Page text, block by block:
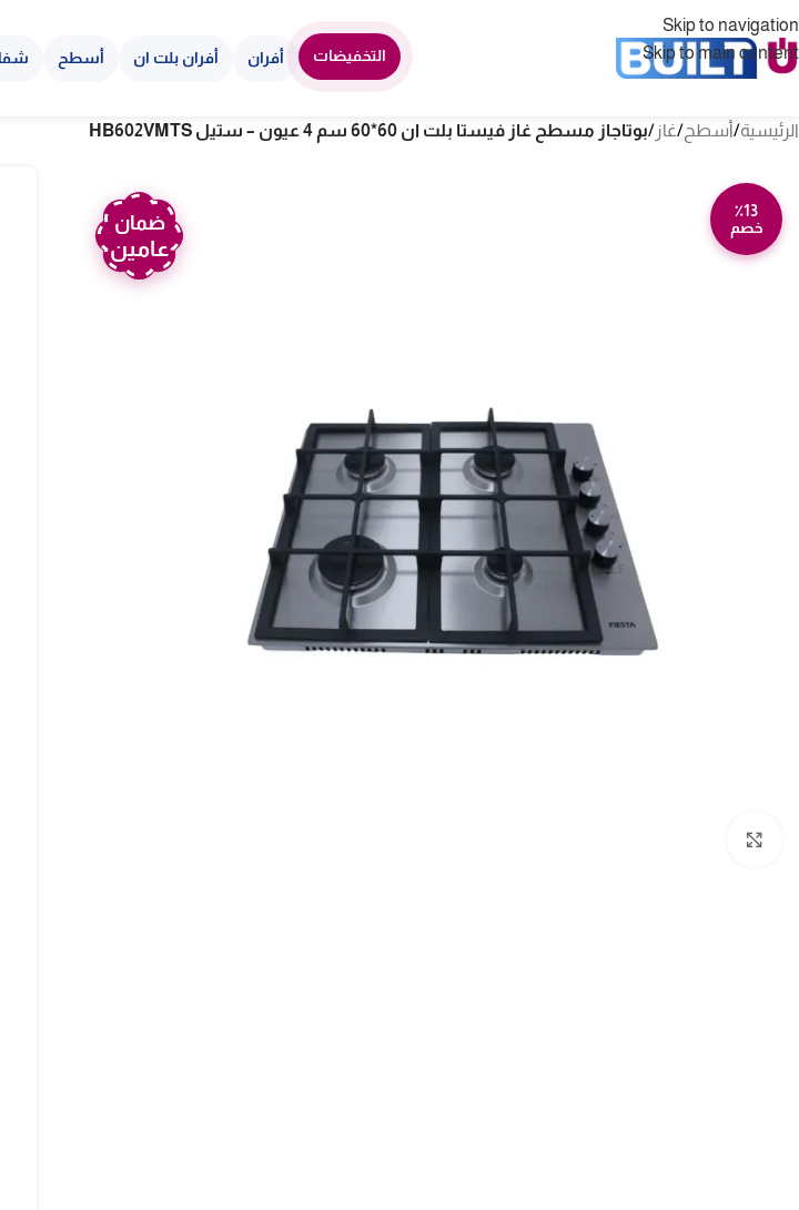
Skip to navigation
Skip to main content
التخفيضات أفران أفران بلت ان أسطح
الرئيسية/أسطح/غاز /بوتاجاز مسطح غاز فيستا بلت ان 60*60 سم 4 عيون – ستيل HB602VMTS
٪13
خصم
ضمان
عامين